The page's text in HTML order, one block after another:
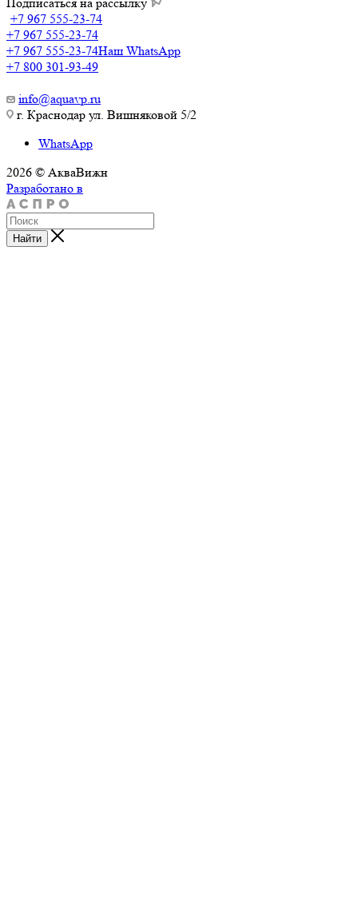
+7 967 555-23-74
+7 967 555-23-74
+7 967 555-23-74Наш WhatsApp
+7 800 301-93-49
info@aquavp.ru
г. Краснодар ул. Вишняковой 5/2
WhatsApp
2026 © АкваВижн
Разработано в
Найти